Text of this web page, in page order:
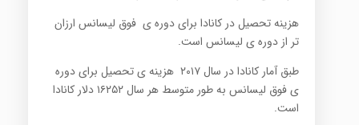
هزینه تحصیل در کانادا برای دوره ی فوق لیسانس ارزان
تر از دوره ی لیسانس است.
طبق آمار کانادا در سال ۲۰۱۷ هزینه ی تحصیل برای دوره
ی فوق لیسانس به طور متوسط هر سال ۱۶۲۵۲ دلار کانادا
است.